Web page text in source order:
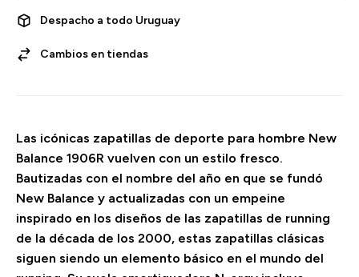
Despacho a todo Uruguay
Cambios en tiendas
Las icónicas zapatillas de deporte para hombre New
Balance 1906R vuelven con un estilo fresco.
Bautizadas con el nombre del año en que se fundó
New Balance y actualizadas con un empeine
inspirado en los diseños de las zapatillas de running
de la década de los 2000, estas zapatillas clásicas
siguen siendo un elemento básico en el mundo del